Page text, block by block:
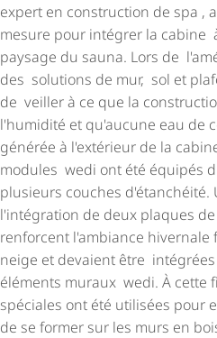
expert en construction de spa ,
mesure pour intégrer la cabine
paysage du sauna. Lors de
des solutions de mur, sol et
de veiller à ce que la
l'humidité et qu'aucune eau de
générée à l'extérieur de la
modules wedi ont été équipés
plusieurs couches
l'intégration de deux plaques
renforcent l'ambiance
neige et devaient être
éléments muraux wedi. À cette
spéciales ont été utilisées pour
de se former sur les murs en